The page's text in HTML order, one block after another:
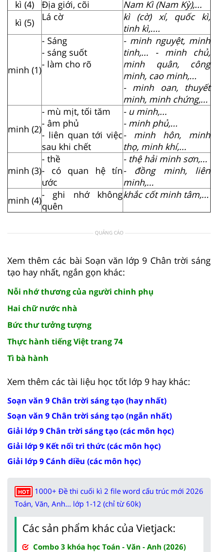
kì (4) Địa giới, cõi
Nam Kì (Nam Kỳ),...
kì (5)
Lá cờ
kì (cờ) xí, quốc kì,
tinh kì,....
minh (1)
- Sáng
- sáng suốt
- làm cho rõ
- minh nguyệt, minh
tinh,... - minh chủ,
minh quân, công
minh, cao minh,...
- minh oan, thuyết
minh, minh chứng,...
minh (2)
- mù mịt, tối tăm
- âm phủ
- liên quan tới việc
sau khi chết
- u minh,...
- minh phủ,...
- minh hôn, minh
thọ, minh khí,...
minh (3)
- thề
- có quan hệ tín
ước
- thệ hải minh sơn,...
- đồng minh, liên
minh,...
minh (4)- ghi nhớ không
quên
khắc cốt minh tâm,...
QUẢNG CÁO
Xem thêm các bài Soạn văn lớp 9 Chân trời sáng
tạo hay nhất, ngắn gọn khác:
Nỗi nhớ thương của người chinh phụ
Hai chữ nước nhà
Bức thư tưởng tượng
Thực hành tiếng Việt trang 74
Tì bà hành
Xem thêm các tài liệu học tốt lớp 9 hay khác:
Soạn văn 9 Chân trời sáng tạo (hay nhất)
Soạn văn 9 Chân trời sáng tạo (ngắn nhất)
Giải lớp 9 Chân trời sáng tạo (các môn học)
Giải lớp 9 Kết nối tri thức (các môn học)
Giải lớp 9 Cánh diều (các môn học)
HOT
1000+ Đề thi cuối kì 2 file word cấu trúc mới 2026
Toán, Văn, Anh... lớp 1-12 (chỉ từ 60k)
Các sản phẩm khác của Vietjack:
Combo 3 khóa học Toán - Văn - Anh (2026)